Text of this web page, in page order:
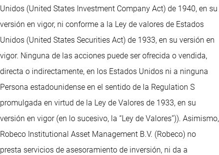
Unidos (United States Investment Company Act) de 1940, en su
versión en vigor, ni conforme a la Ley de valores de Estados
Unidos (United States Securities Act) de 1933, en su versión en
vigor. Ninguna de las acciones puede ser ofrecida o vendida,
directa o indirectamente, en los Estados Unidos ni a ninguna
Persona estadounidense en el sentido de la Regulation S
promulgada en virtud de la Ley de Valores de 1933, en su
versión en vigor (en lo sucesivo, la “Ley de Valores”)). Asimismo,
Robeco Institutional Asset Management B.V. (Robeco) no
presta servicios de asesoramiento de inversión, ni da a